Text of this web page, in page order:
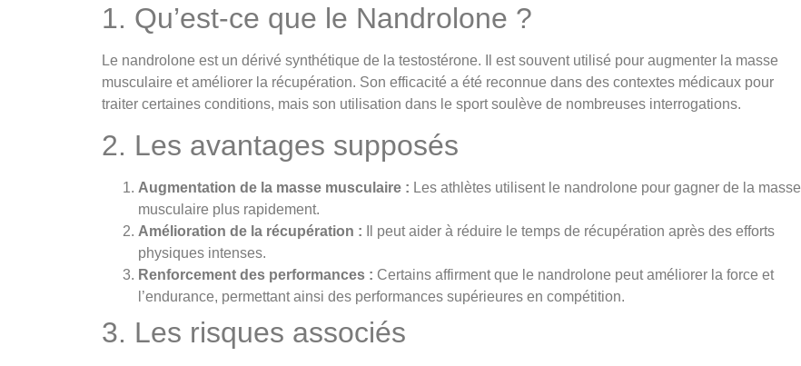
1. Qu’est-ce que le Nandrolone ?
Le nandrolone est un dérivé synthétique de la testostérone. Il est souvent utilisé pour augmenter la masse
musculaire et améliorer la récupération. Son efficacité a été reconnue dans des contextes médicaux pour
traiter certaines conditions, mais son utilisation dans le sport soulève de nombreuses interrogations.
2. Les avantages supposés
Augmentation de la masse musculaire : Les athlètes utilisent le nandrolone pour gagner de la masse
musculaire plus rapidement.
Amélioration de la récupération : Il peut aider à réduire le temps de récupération après des efforts
physiques intenses.
Renforcement des performances : Certains affirment que le nandrolone peut améliorer la force et
l’endurance, permettant ainsi des performances supérieures en compétition.
3. Les risques associés